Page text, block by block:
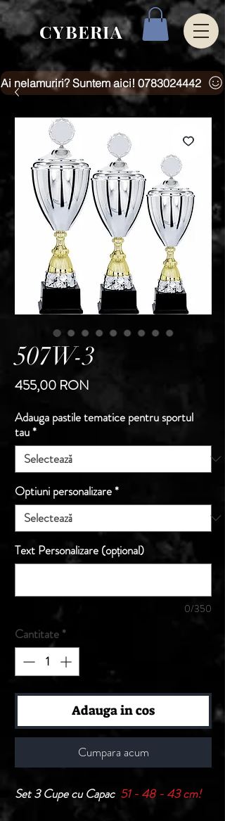
CYBERIA
Ai nelamuriri? Suntem aici! 0783024442
507W-3
455,00 RON
Adauga pastile tematice pentru sportul
tau*
Optiuni personalizare*
Text Personalizare (opțional)
0/350
Cantitate *
Adauga in cos
Cumpara acum
Set 3 Cupe cu Capac 51 - 48 - 43 cm!